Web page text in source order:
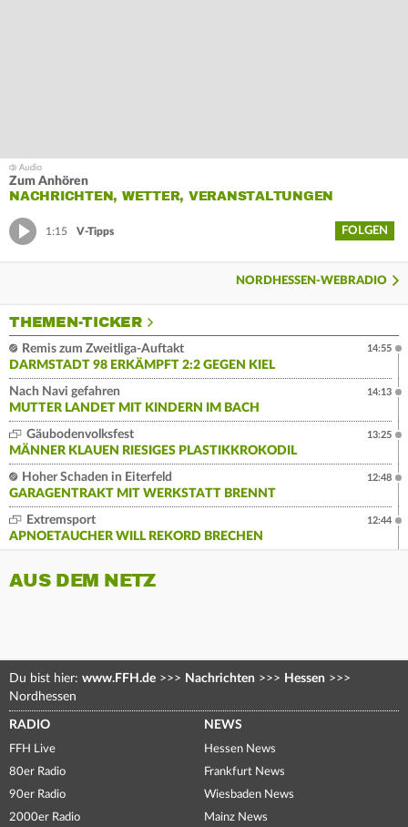
Zum Anhören
NACHRICHTEN, WETTER, VERANSTALTUNGEN
1:15 V-Tipps FOLGEN
NORDHESSEN-WEBRADIO
THEMEN-TICKER
Remis zum Zweitliga-Auftakt
DARMSTADT 98 ERKÄMPFT 2:2 GEGEN KIEL
14:55
Nach Navi gefahren
MUTTER LANDET MIT KINDERN IM BACH
14:13
Gäubodenvolksfest
MÄNNER KLAUEN RIESIGES PLASTIKKROKODIL
13:25
Hoher Schaden in Eiterfeld
GARAGENTRAKT MIT WERKSTATT BRENNT
12:48
Extremsport
APNOETAUCHER WILL REKORD BRECHEN
12:44
AUS DEM NETZ
Du bist hier: www.FFH.de >>> Nachrichten >>> Hessen >>>
Nordhessen
RADIO
FFH Live
80er Radio
90er Radio
2000er Radio
NEWS
Hessen News
Frankfurt News
Wiesbaden News
Mainz News